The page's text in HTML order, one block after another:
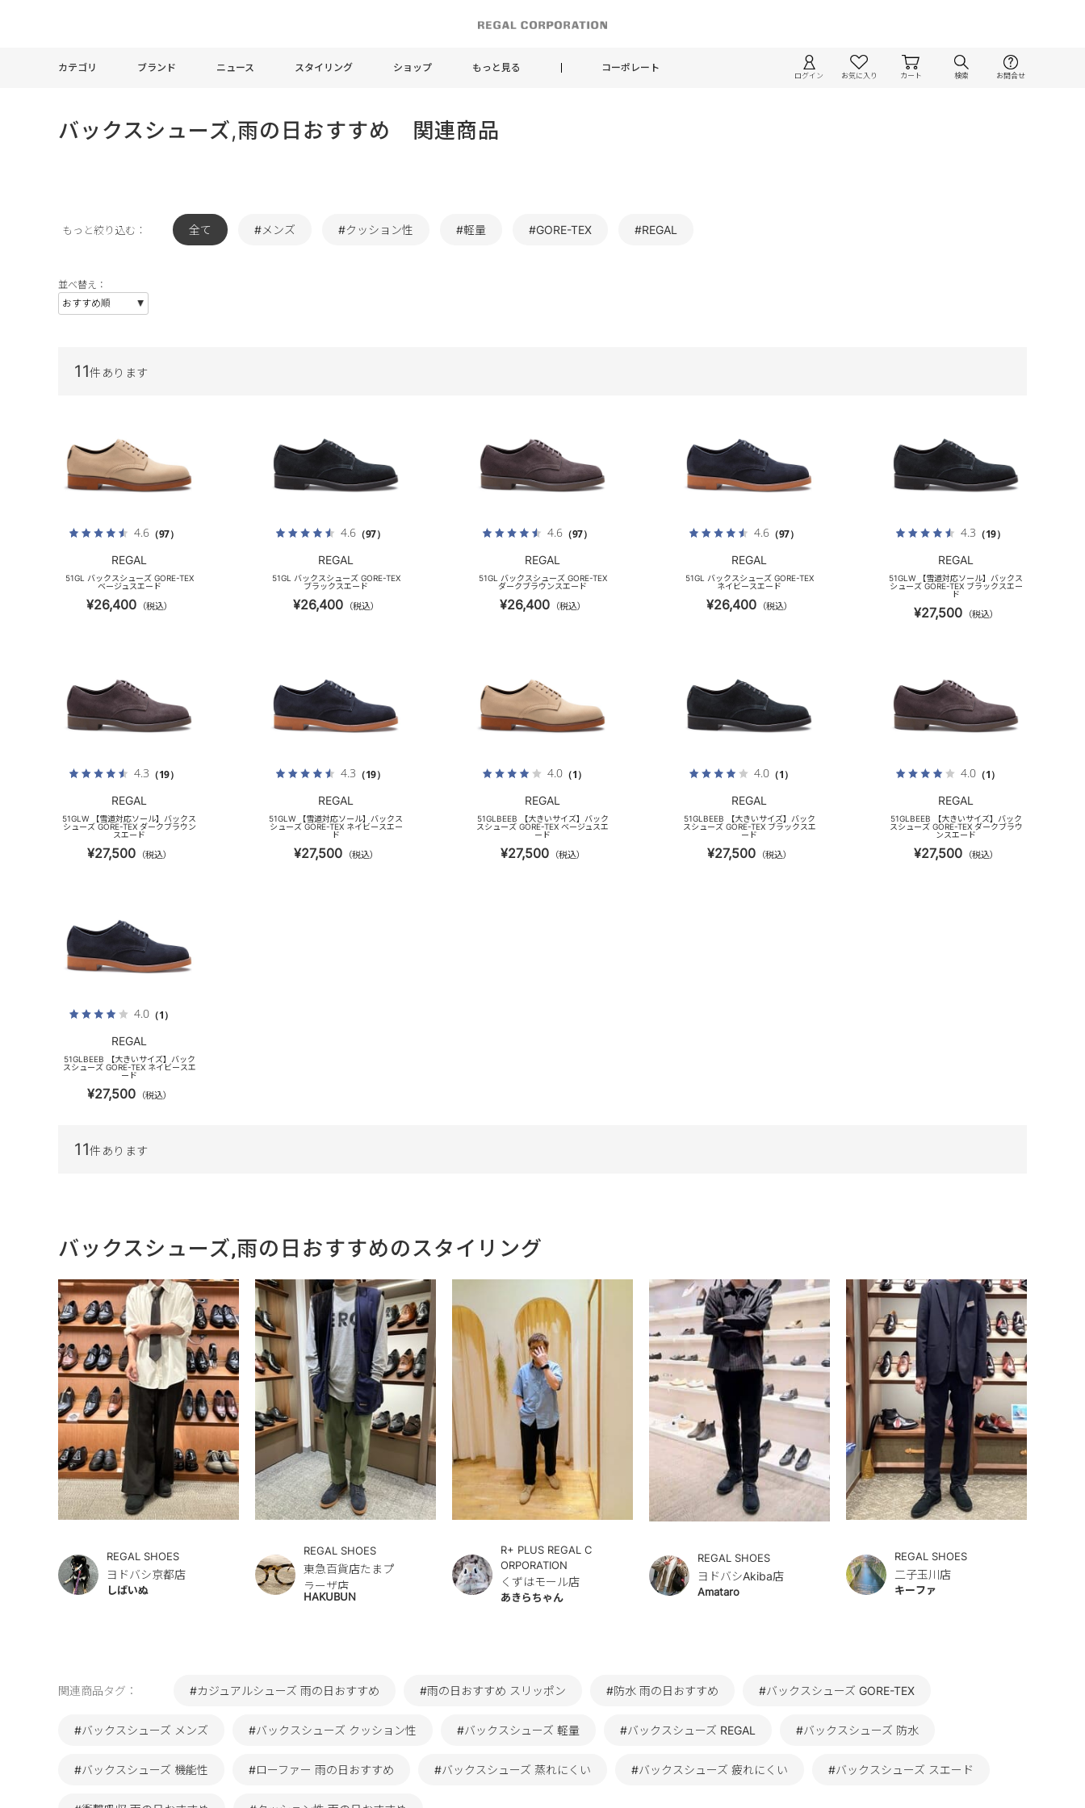
カテゴリ ブランド ニュース スタイリング ショップ もっと見る コーポレート
ログイン お気に入り カート 検索 お問合せ
バックスシューズ,雨の日おすすめ 関連商品
もっと絞り込む： 全て #メンズ #クッション性 #軽量 #GORE-TEX #REGAL
並べ替え：
11件あります
4.6（97）
REGAL
51GL バックスシューズ GORE-TEX
ベージュスエード
¥26,400 （税込）
4.6（97）
REGAL
51GL バックスシューズ GORE-TEX
ブラックスエード
¥26,400 （税込）
4.6（97）
REGAL
51GL バックスシューズ GORE-TEX
ダークブラウンスエード
¥26,400 （税込）
4.6（97）
REGAL
51GL バックスシューズ GORE-TEX
ネイビースエード
¥26,400 （税込）
4.3 （19）
REGAL
51GLW 【雪道対応ソール】バックス
シューズ GORE-TEX ブラックスエー
ド
¥27,500 （税込）
4.3 （19）
REGAL
51GLW 【雪道対応ソール】バックス
シューズ GORE-TEX ダークブラウン
スエード
¥27,500 （税込）
4.3 （19）
REGAL
51GLW 【雪道対応ソール】バックス
シューズ GORE-TEX ネイビースエー
ド
¥27,500 （税込）
4.0（1）
REGAL
51GLBEEB 【大きいサイズ】バック
スシューズ GORE-TEX ベージュスエ
ード
¥27,500 （税込）
4.0（1）
REGAL
51GLBEEB 【大きいサイズ】バック
スシューズ GORE-TEX ブラックスエ
ード
¥27,500 （税込）
4.0（1）
REGAL
51GLBEEB 【大きいサイズ】バック
スシューズ GORE-TEX ダークブラウ
ンスエード
¥27,500 （税込）
4.0（1）
REGAL
51GLBEEB 【大きいサイズ】バック
スシューズ GORE-TEX ネイビースエ
ード
¥27,500 （税込）
11件あります
バックスシューズ,雨の日おすすめのスタイリング
REGAL SHOES
ヨドバシ京都店
しばいぬ
REGAL SHOES
東急百貨店たまプ
ラーザ店
HAKUBUN
R+ PLUS REGAL C
ORPORATION
くずはモール店
あきらちゃん
REGAL SHOES
ヨドバシAkiba店
Amataro
REGAL SHOES
二子玉川店
キーファ
関連商品タグ： #カジュアルシューズ 雨の日おすすめ #雨の日おすすめ スリッポン #防水 雨の日おすすめ #バックスシューズ GORE-TEX
#バックスシューズ メンズ #バックスシューズ クッション性 #バックスシューズ 軽量 #バックスシューズ REGAL #バックスシューズ 防水
#バックスシューズ 機能性 #ローファー 雨の日おすすめ #バックスシューズ 蒸れにくい #バックスシューズ 疲れにくい #バックスシューズ スエード